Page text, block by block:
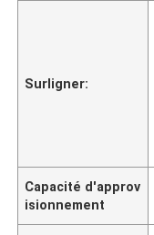
Surligner:
Capacité d'approv
isionnement